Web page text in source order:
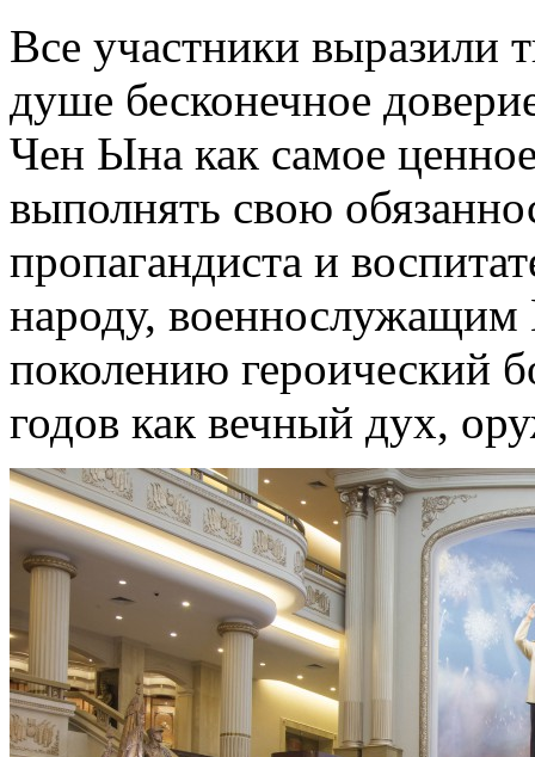
Все участники выразили
душе бесконечное
Чен Ына как самое
выполнять свою
пропагандиста и
народу,
поколению героический
годов как вечный дух,